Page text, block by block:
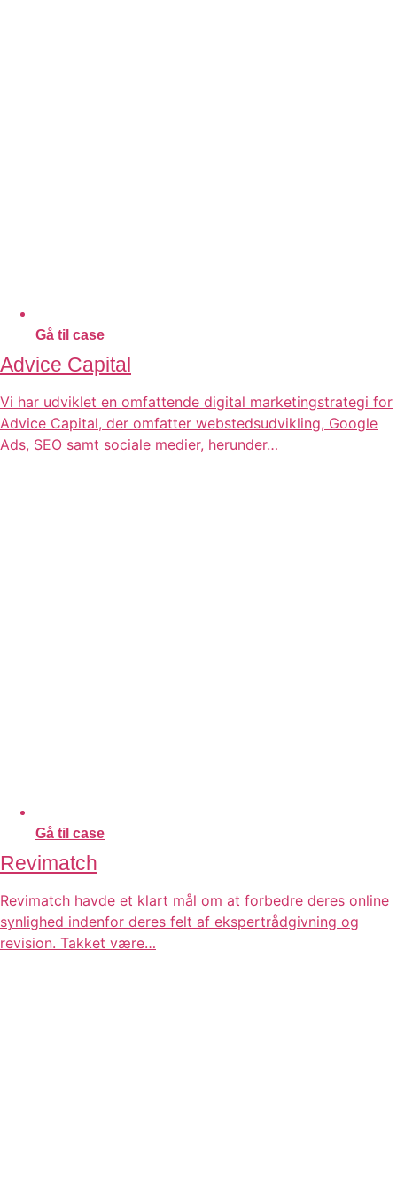
Gå til case
Advice Capital
Vi har udviklet en omfattende digital marketingstrategi for
Advice Capital, der omfatter webstedsudvikling, Google
Ads, SEO samt sociale medier, herunder…
Gå til case
Revimatch
Revimatch havde et klart mål om at forbedre deres online
synlighed indenfor deres felt af ekspertrådgivning og
revision. Takket være…